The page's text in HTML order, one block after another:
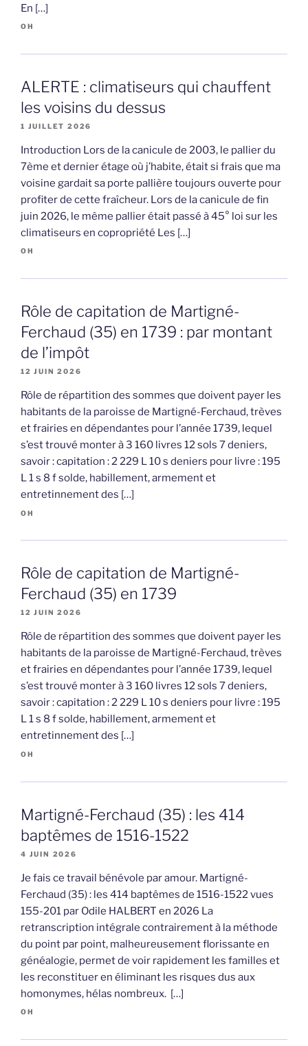
En […]
OH
ALERTE : climatiseurs qui chauffent
les voisins du dessus
1 JUILLET 2026
Introduction Lors de la canicule de 2003, le pallier du
7ème et dernier étage où j’habite, était si frais que ma
voisine gardait sa porte pallière toujours ouverte pour
profiter de cette fraîcheur. Lors de la canicule de fin
juin 2026, le même pallier était passé à 45° loi sur les
climatiseurs en copropriété Les […]
OH
Rôle de capitation de Martigné-
Ferchaud (35) en 1739 : par montant
de l’impôt
12 JUIN 2026
Rôle de répartition des sommes que doivent payer les
habitants de la paroisse de Martigné-Ferchaud, trèves
et frairies en dépendantes pour l’année 1739, lequel
s’est trouvé monter à 3 160 livres 12 sols 7 deniers,
savoir : capitation : 2 229 L 10 s deniers pour livre : 195
L 1 s 8 f solde, habillement, armement et
entretinnement des […]
OH
Rôle de capitation de Martigné-
Ferchaud (35) en 1739
12 JUIN 2026
Rôle de répartition des sommes que doivent payer les
habitants de la paroisse de Martigné-Ferchaud, trèves
et frairies en dépendantes pour l’année 1739, lequel
s’est trouvé monter à 3 160 livres 12 sols 7 deniers,
savoir : capitation : 2 229 L 10 s deniers pour livre : 195
L 1 s 8 f solde, habillement, armement et
entretinnement des […]
OH
Martigné-Ferchaud (35) : les 414
baptêmes de 1516-1522
4 JUIN 2026
Je fais ce travail bénévole par amour. Martigné-
Ferchaud (35) : les 414 baptêmes de 1516-1522 vues
155-201 par Odile HALBERT en 2026 La
retranscription intégrale contrairement à la méthode
du point par point, malheureusement florissante en
généalogie, permet de voir rapidement les familles et
les reconstituer en éliminant les risques dus aux
homonymes, hélas nombreux. […]
OH